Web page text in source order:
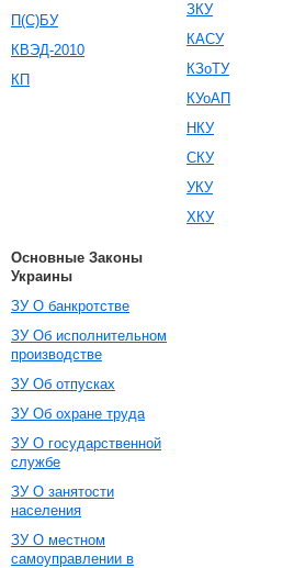
П(С)БУ
КВЭД-2010
КП
ЗКУ
КАСУ
КЗоТУ
КУоАП
НКУ
СКУ
УКУ
ХКУ
Основные Законы
Украины
ЗУ О банкротстве
ЗУ Об исполнительном
производстве
ЗУ Об отпусках
ЗУ Об охране труда
ЗУ О государственной
службе
ЗУ О занятости
населения
ЗУ О местном
самоуправлении в